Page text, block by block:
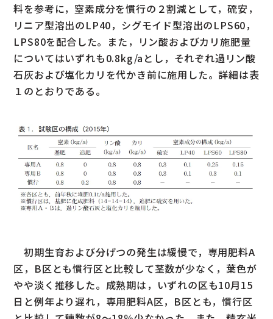
料を参考に，窒素成分を慣行の２割減として，硫安，
リニア型溶出のLP40，シグモイド型溶出のLPS60，
LPS80を配合した。また，リン酸およびカリ施肥量
についてはいずれも0.8kg/aとし，それぞれ過リン酸
石灰および塩化カリを代かき前に施用した。詳細は表
１のとおりである。
初期生育および分げつの発生は緩慢で，専用肥料A
区，B区とも慣行区と比較して茎数が少なく，葉色が
やや淡く推移した。成熟期は，いずれの区も10月15
日と例年より遅れ，専用肥料A区，B区とも，慣行区